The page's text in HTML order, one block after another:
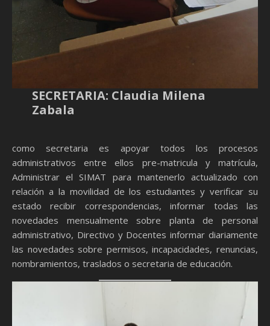
SECRETARIA: Claudia Milena
Zabala
como secretaria es apoyar todos los procesos
administrativos entre ellos pre-matricula y matrícula,
Administrar el SIMAT para mantenerlo actualizado con
relación a la movilidad de los estudiantes y verificar su
estado recibir correspondencias, informar todas las
novedades mensualmente sobre planta de personal
administrativo, Directivo y Docentes informar diariamente
las novedades sobre permisos, incapacidades, renuncias,
nombramientos, traslados o secretaria de educación.